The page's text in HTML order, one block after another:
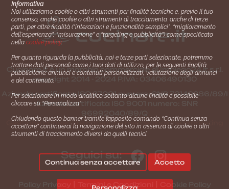
Cucinare.it è un marchio commerciale di Impiego24.it s.r.l.
copyright 2014 - 2024 P.IVA: 03406490130
Azienda certiﬁcata ISO 27001 numero: SNR 73140386/89/I
- Azienda certiﬁcata ISO 9001 numero: SNR
Gestione consensi e categorie merceologiche marketing
Seguici su:
Termini e Condizioni
Informativa
Noi utilizziamo cookie o altri strumenti per finalità tecniche e, previo il tuo
consenso, anche cookie o altri strumenti di tracciamento, anche di terze
parti, per altre finalità (“interazioni e funzionalità semplici”, “miglioramento
dell'esperienza”, “misurazione” e “targeting e pubblicità”) come specificato
nellacookie policy.
Per quanto riguarda la pubblicità, noi e terze parti selezionate, potremmo
trattare dati personali come i tuoi dati di utilizzo, per le seguenti finalità
pubblicitarie: annunci e contenuti personalizzati, valutazione degli annunci
e del contenuto.
Per selezionare in modo analitico soltanto alcune finalità è possibile
cliccare su “Personalizza”.
Chiudendo questo banner tramite l’apposito comando “Continua senza
accettare” continuerai la navigazione del sito in assenza di cookie o altri
strumenti di tracciamento diversi da quelli tecnici.
Continua senza accettare Accetto